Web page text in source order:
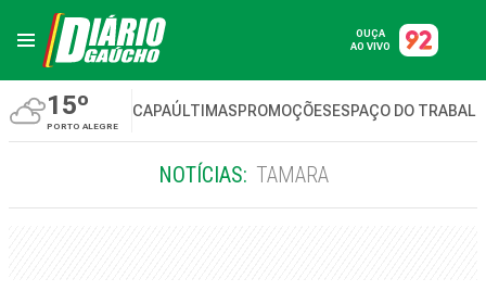
OUÇA
AO VIVO
15º
PORTO ALEGRE
CAPAÚLTIMASPROMOÇÕESESPAÇO DO
NOTÍCIAS: TAMARA